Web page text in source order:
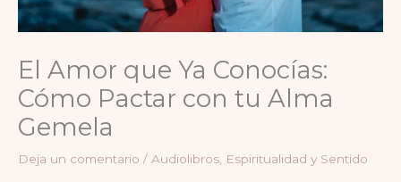
El Amor que Ya Conocías:
Cómo Pactar con tu Alma
Gemela
Deja un comentario / Audiolibros, Espiritualidad y Sentido